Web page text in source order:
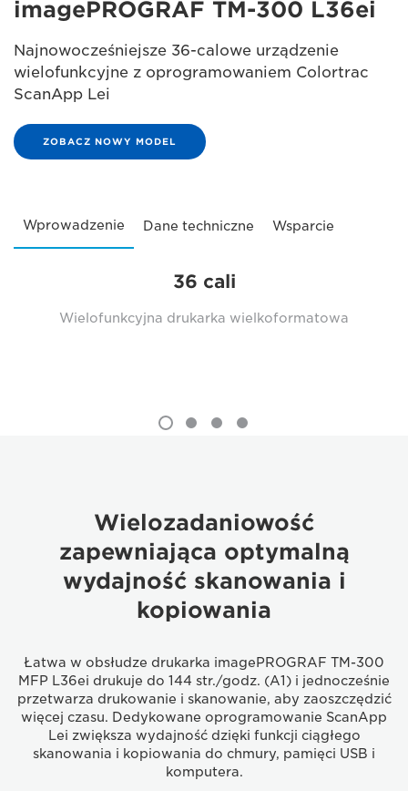
imagePROGRAF TM-300 L36ei
Najnowocześniejsze 36-calowe urządzenie
wielofunkcyjne z oprogramowaniem Colortrac
ScanApp Lei
ZOBACZ NOWY MODEL
Wprowadzenie Dane techniczne Wsparcie
36 cali
Wielofunkcyjna drukarka wielkoformatowa
Wielozadaniowość
zapewniająca optymalną
wydajność skanowania i
kopiowania
Łatwa w obsłudze drukarka imagePROGRAF TM-300
MFP L36ei drukuje do 144 str./godz. (A1) i jednocześnie
przetwarza drukowanie i skanowanie, aby zaoszczędzić
więcej czasu. Dedykowane oprogramowanie ScanApp
Lei zwiększa wydajność dzięki funkcji ciągłego
skanowania i kopiowania do chmury, pamięci USB i
komputera.